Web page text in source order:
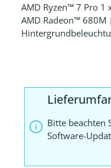
AMD Ryzen™ 7 Pro
AMD Radeon™ 680M
Bitte beachten
Software-